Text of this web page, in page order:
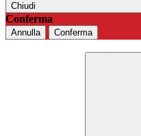
Chiudi
Conferma
Annulla Conferma